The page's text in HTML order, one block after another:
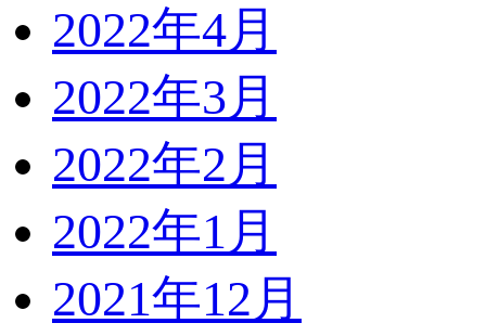
2022年4月
2022年3月
2022年2月
2022年1月
2021年12月